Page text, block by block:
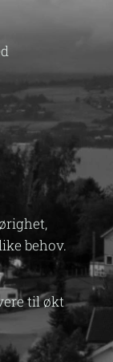
behov.
til økt